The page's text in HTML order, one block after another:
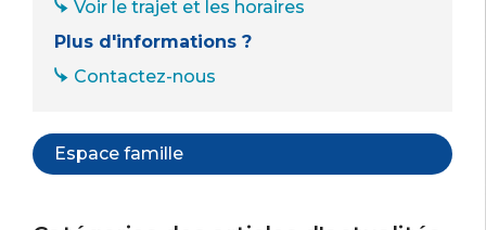
Voir le trajet et les horaires
Plus d'informations ?
Contactez-nous
Espace famille